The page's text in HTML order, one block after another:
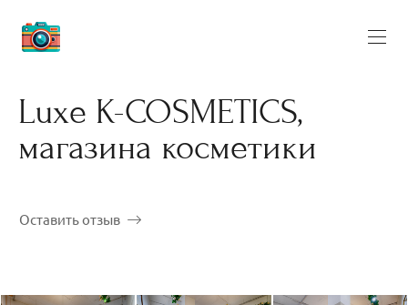
Luxe K-COSMETICS,
магазина косметики
Оставить отзыв